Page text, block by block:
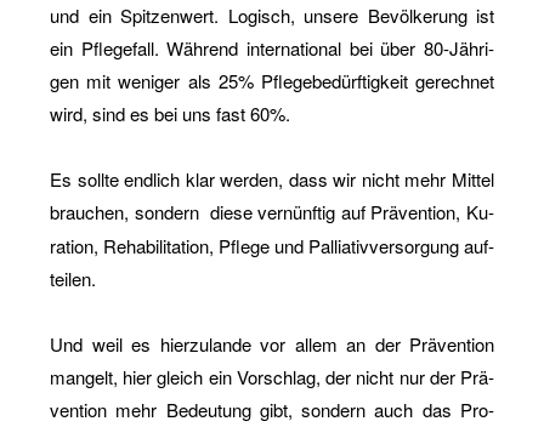
und ein Spit­zen­wert. Lo­gisch, un­se­re Be­völ­ke­rung ist
ein Pfle­ge­fall. Wäh­rend in­ter­na­tio­nal bei über 80-Jäh­ri­
gen mit we­ni­ger als 25% Pfle­ge­be­dürf­tig­keit ge­rech­net
wird, sind es bei uns fast 60%.
Es soll­te end­lich klar wer­den, dass wir nicht mehr Mit­tel
brau­chen, son­dern diese ver­nünf­tig auf Prä­ven­ti­on, Ku­
ra­ti­on, Re­ha­bi­li­ta­ti­on, Pfle­ge und Pal­lia­tiv­ver­sor­gung auf­
tei­len.
Und weil es hier­zu­lan­de vor allem an der Prä­ven­ti­on
man­gelt, hier gleich ein Vor­schlag, der nicht nur der Prä­
ven­ti­on mehr Be­deu­tung gibt, son­dern auch das Pro­